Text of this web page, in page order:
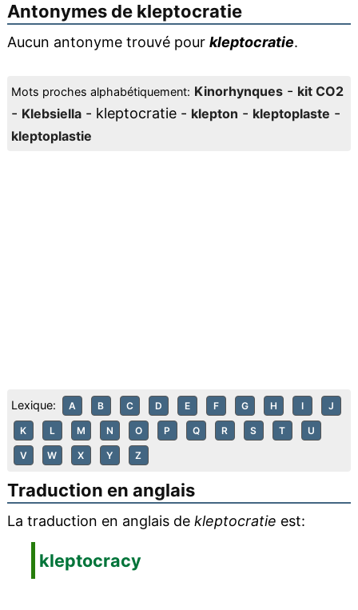
Antonymes de kleptocratie
Aucun antonyme trouvé pour kleptocratie.
Mots proches alphabétiquement: Kinorhynques- kit CO2
- Klebsiella- kleptocratie - klepton - kleptoplaste -
kleptoplastie
Lexique: A B C D E F G H I J
K L M N O P Q R S T U
V W X Y Z
Traduction en anglais
La traduction en anglais de kleptocratie est:
kleptocracy